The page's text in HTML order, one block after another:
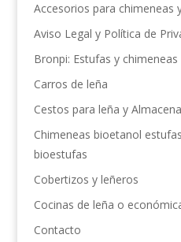
Accesorios para chimeneas
Aviso Legal y Política de
Bronpi: Estufas y chimeneas
Carros de leña
Cestos para leña y
Chimeneas bioetanol
bioestufas
Cobertizos y leñeros
Cocinas de leña o
Contacto